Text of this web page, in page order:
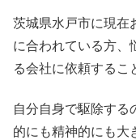
茨城県水戸市に現在
に合われている方、
る会社に依頼するこ
自分自身で駆除する
的にも精神的にも大